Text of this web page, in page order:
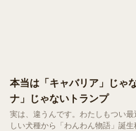
本当は「キャバリア」じゃ
ナ」じゃないトランプ
実は、違うんです。わたしもつい
しい犬種から「わんわん物語」誕